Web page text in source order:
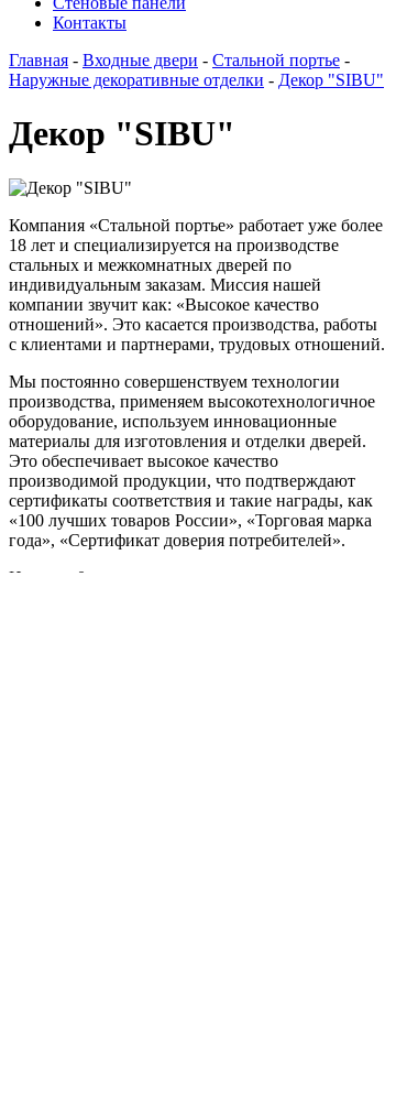
Контакты
Главная - Входные двери - Стальной портье -
Наружные декоративные отделки - Декор "SIBU"
Декор "SIBU"
Компания «Стальной портье» работает уже более
18 лет и специализируется на производстве
стальных и межкомнатных дверей по
индивидуальным заказам. Миссия нашей
компании звучит как: «Высокое качество
отношений». Это касается производства, работы
с клиентами и партнерами, трудовых отношений.
Мы постоянно совершенствуем технологии
производства, применяем высокотехнологичное
оборудование, используем инновационные
материалы для изготовления и отделки дверей.
Это обеспечивает высокое качество
производимой продукции, что подтверждают
сертификаты соответствия и такие награды, как
«100 лучших товаров России», «Торговая марка
года», «Сертификат доверия потребителей».
Цена от:
0 р.